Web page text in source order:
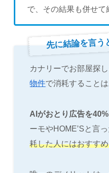
で、その結果も併せて
先に結論を言
カナリーでお部屋探
物件で消耗することは
AIがおとり広告を
ーモやHOME’Sと言
耗した人にはおすす